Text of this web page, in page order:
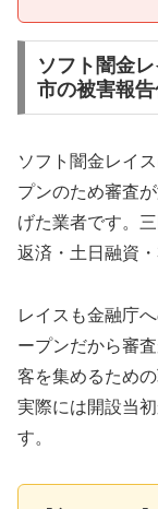
ソフト闇金
市の被害報告
ソフト闇金レイ
プンのため審査
げた業者です。
返済・土日融資
レイスも金融庁
ープンだから審
客を集めるため
実際には開設当
す。